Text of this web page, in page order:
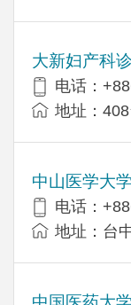
大新妇产科
电话：
地址：
中山医学大
电话：
地址：台